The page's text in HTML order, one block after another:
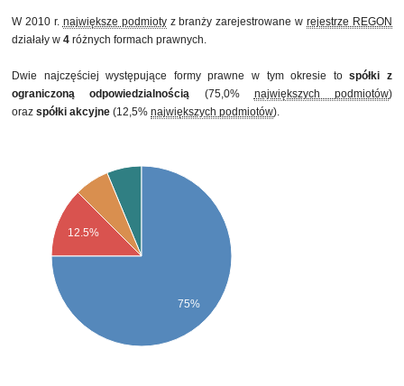
W 2010 r. największe podmiotyz branży zarejestrowane wrejestrze REGON
działały w 4 różnych formach prawnych.
Dwie najczęściej występujące formy prawne w tym okresie tospółki z
ograniczoną odpowiedzialnością (75,0% największych podmiotów)
oraz spółki akcyjne (12,5% największych podmiotów).
12.5%
75%